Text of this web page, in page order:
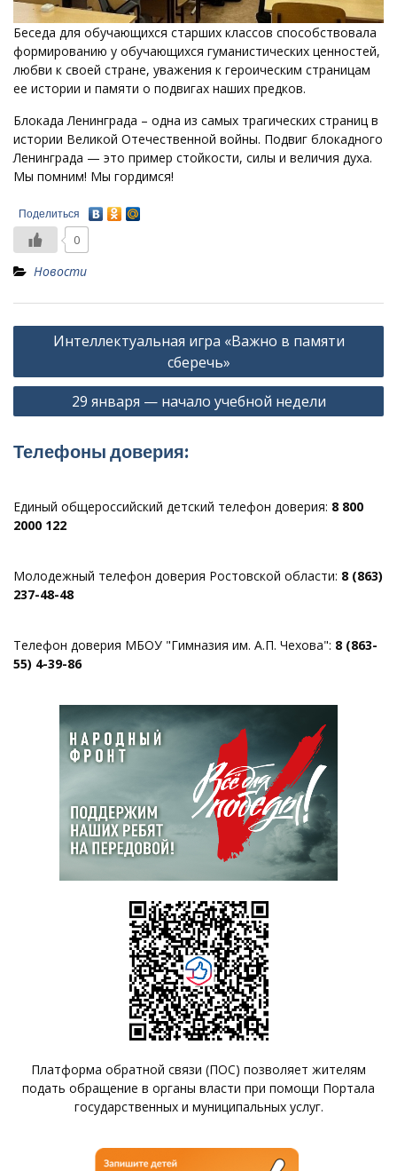
Беседа для обучающихся старших классов способствовала
формированию у обучающихся гуманистических ценностей,
любви к своей стране, уважения к героическим страницам
ее истории и памяти о подвигах наших предков.
Блокада Ленинграда – одна из самых трагических страниц в
истории Великой Отечественной войны. Подвиг блокадного
Ленинграда — это пример стойкости, силы и величия духа.
Мы помним! Мы гордимся!
Поделиться
0
Новости
Навигация
записям
Интеллектуальная игра «Важно в памяти
сберечь»
29 января — начало учебной недели
Телефоны доверия:
Единый общероссийский детский телефон доверия: 8 800
2000 122
Молодежный телефон доверия Ростовской области: 8 (863)
237-48-48
Телефон доверия МБОУ "Гимназия им. А.П. Чехова": 8 (863-
55) 4-39-86
Платформа обратной связи (ПОС) позволяет жителям
подать обращение в органы власти при помощи Портала
государственных и муниципальных услуг.